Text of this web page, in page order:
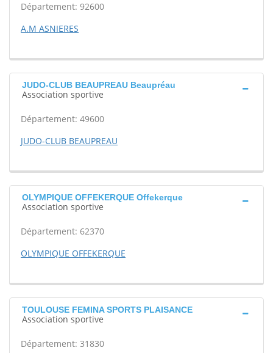
Département: 92600
A.M ASNIERES
JUDO-CLUB BEAUPREAU Beaupréau
Association sportive
Département: 49600
JUDO-CLUB BEAUPREAU
OLYMPIQUE OFFEKERQUE Offekerque
Association sportive
Département: 62370
OLYMPIQUE OFFEKERQUE
TOULOUSE FEMINA SPORTS PLAISANCE
Association sportive
Département: 31830